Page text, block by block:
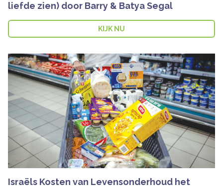
liefde zien) door Barry & Batya Segal
KIJK NU
Israëls Kosten van Levensonderhoud het